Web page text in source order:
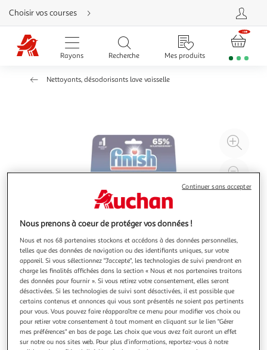
Aller
directement
au
contenu
Aller
directement
Aller
Choisir vos courses
Rayons Recherche Mes produits
Nettoyants, désodorisants lave vaisselle
à
4.5 (11)
FINISH
Nous prenons à coeur de protéger vos données !
Nous et nos 68 partenaires stockons et accédons à des données personnelles,
telles que des données de navigation ou des identifiants uniques, sur votre
appareil. Si vous sélectionnez "J'accepte", les technologies de suivi prendront en
charge les finalités affichées dans la section « Nous et nos partenaires traitons
des données pour fournir ». Si vous retirez votre consentement, elles seront
désactivées. Si les technologies de suivi sont désactivées, il est possible que
certains contenus et annonces qui vous sont présentés ne soient pas pertinents
pour vous. Vous pouvez faire réapparaître ce menu pour modifier vos choix ou
pour retirer votre consentement à tout moment en cliquant sur le lien "Gérer
mes préférences" en bas de page. Les choix que vous avez fait auront un effet
sur notre ou nos sites web. Pour plus d’informations, reportez-vous à notre
Continuer sans accepter